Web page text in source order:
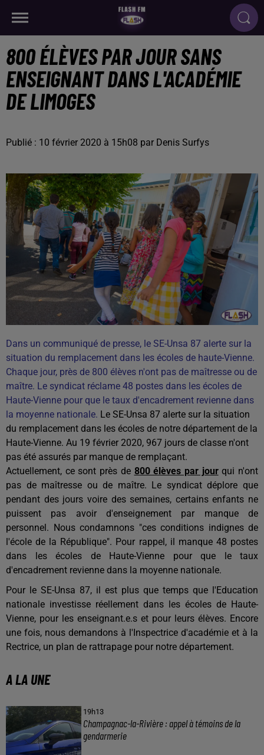
800 ÉLÈVES PAR JOUR SANS
ENSEIGNANT DANS L'ACADÉMIE
DE LIMOGES
Publié : 10 février 2020 à 15h08 par Denis Surfys
Dans un communiqué de presse, le SE-Unsa 87 alerte sur la
situation du remplacement dans les écoles de haute-Vienne.
Chaque jour, près de 800 élèves n'ont pas de maîtresse ou de
maître. Le syndicat réclame 48 postes dans les écoles de
Haute-Vienne pour que le taux d'encadrement revienne dans
la moyenne nationale. Le SE-Unsa 87 alerte sur la situation
du remplacement dans les écoles de notre département de la
Haute-Vienne. Au 19 février 2020, 967 jours de classe n'ont
pas été assurés par manque de remplaçant.
Actuellement, ce sont près de 800 élèves par jourqui n'ont
pas de maîtresse ou de maître. Le syndicat déplore que
pendant des jours voire des semaines, certains enfants ne
puissent pas avoir d'enseignement par manque de
personnel. Nous condamnons "ces conditions indignes de
l'école de la République". Pour rappel, il manque 48 postes
dans les écoles de Haute-Vienne pour que le taux
d'encadrement revienne dans la moyenne nationale.
Pour le SE-Unsa 87, il est plus que temps que l'Education
nationale investisse réellement dans les écoles de Haute-
Vienne, pour les enseignant.e.s et pour leurs élèves. Encore
une fois, nous demandons à l'Inspectrice d'académie et à la
Rectrice, un plan de rattrapage pour notre département.
A LA UNE
19h13
Champagnac-la-Rivière : appel à témoins de la
gendarmerie